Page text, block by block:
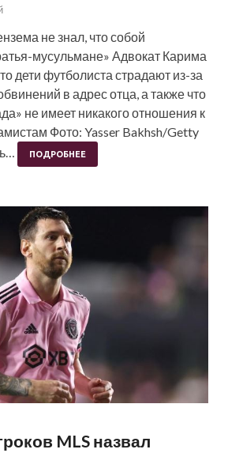
не знал, что собой
мусульмане» Адвокат Карима
дети футболиста страдают из-за
в адрес отца, а также что
не имеет никакого отношения к
Фото: Yasser Bakhsh/Getty
ПОДРОБНЕЕ
MLS назвал